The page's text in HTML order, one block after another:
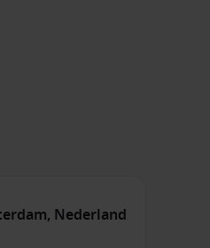
Nederland